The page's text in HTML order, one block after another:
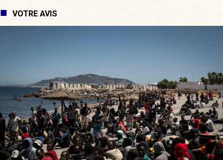
VOTRE AVIS